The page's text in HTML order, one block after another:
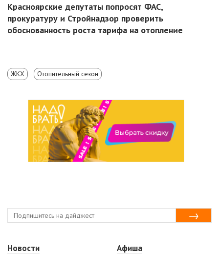
Красноярские депутаты попросят ФАС,
прокуратуру и Стройнадзор проверить
обоснованность роста тарифа на отопление
ЖКХ Отопительный сезон
Новости
Афиша